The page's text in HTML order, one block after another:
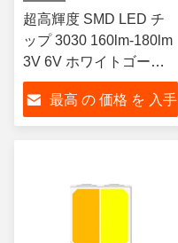
超高輝度 SMD LED チ
ップ 3030 160lm-180lm
3V 6V ホワイトゴール
ド ワイヤー
最高 の 価格 を 入手